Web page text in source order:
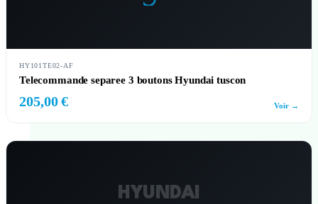
HY101TE02-AF
Telecommande separee 3 boutons Hyundai tuscon
205,00 € Voir →
HYUNDAI